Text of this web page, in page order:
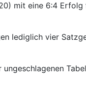
mit eine 6:4 Erfolg
lediglich vier